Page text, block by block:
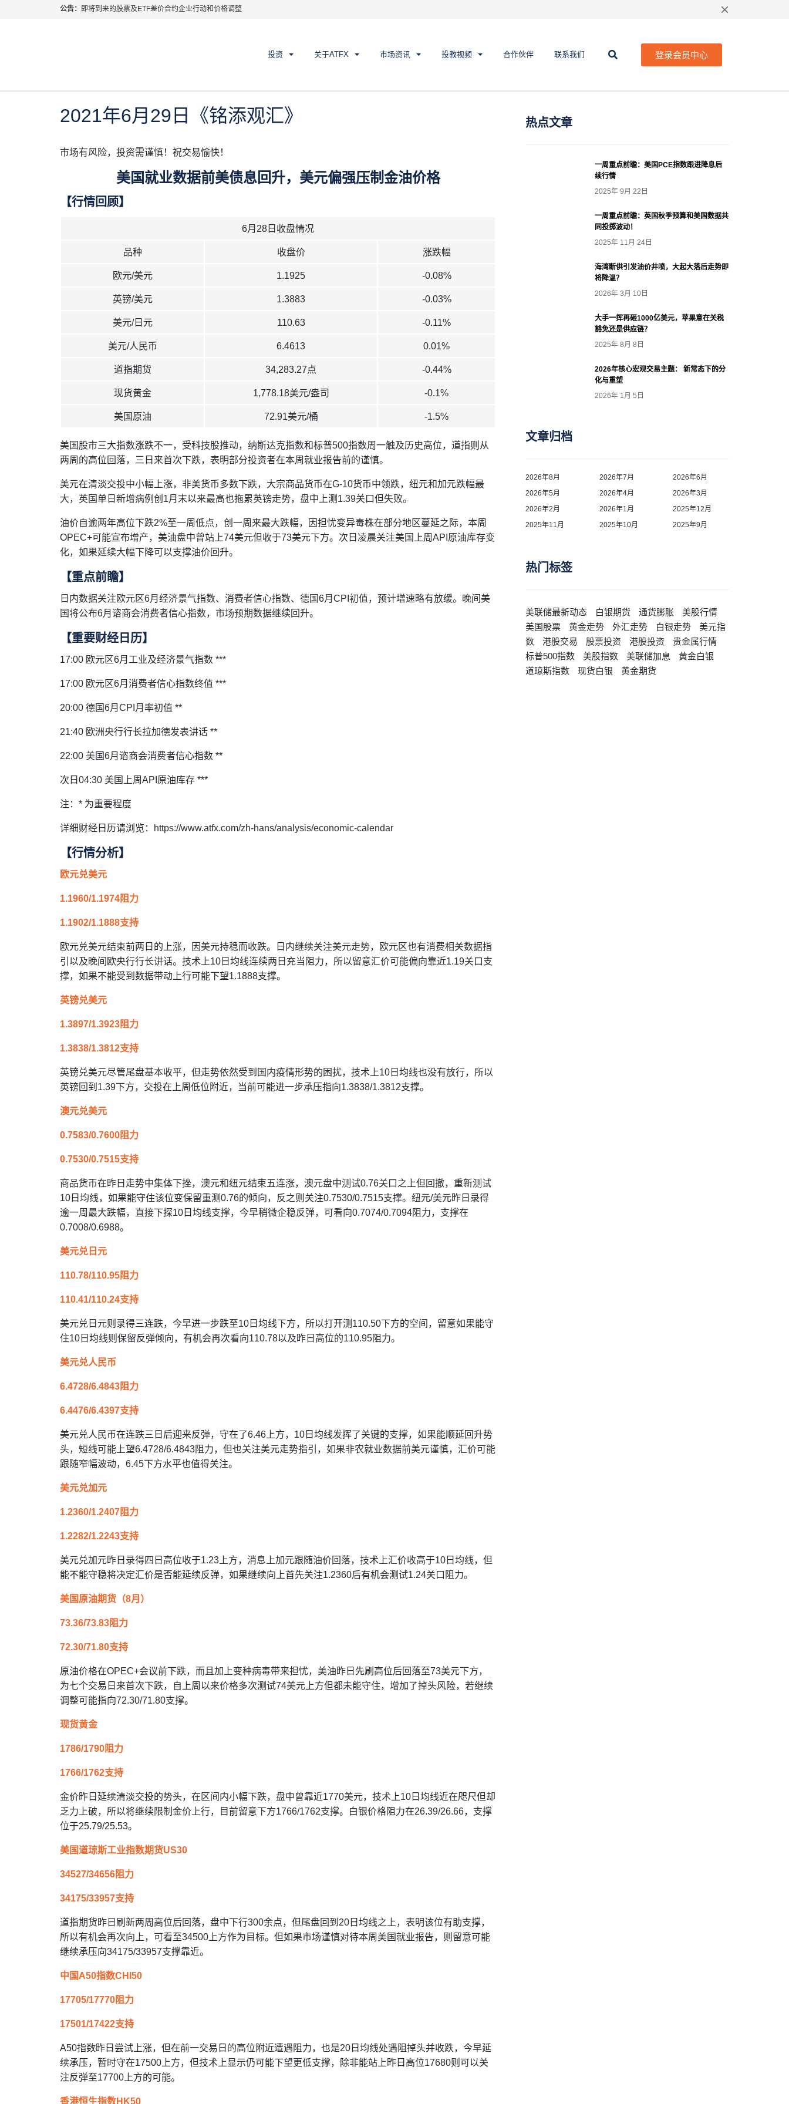
公告： 即将到来的股票及ETF差价合约企业行动和价格调整
投资 关于ATFX 市场资讯 投教视频 合作伙伴 联系我们 登录会员中心
2021年6月29日《铭添观汇》
市场有风险，投资需谨慎！祝交易愉快！
美国就业数据前美债息回升，美元偏强压制金油价格
【行情回顾】
6月28日收盘情况
品种 收盘价 涨跌幅
欧元/美元 1.1925 -0.08%
英镑/美元 1.3883 -0.03%
美元/日元 110.63 -0.11%
美元/人民币 6.4613 0.01%
道指期货 34,283.27点 -0.44%
现货黄金 1,778.18美元/盎司 -0.1%
美国原油 72.91美元/桶 -1.5%
美国股市三大指数涨跌不一，受科技股推动，纳斯达克指数和标普500指数周一触及历史高位，道指则从
两周的高位回落，三日来首次下跌，表明部分投资者在本周就业报告前的谨慎。
美元在清淡交投中小幅上涨，非美货币多数下跌，大宗商品货币在G-10货币中领跌，纽元和加元跌幅最
大，英国单日新增病例创1月末以来最高也拖累英镑走势，盘中上测1.39关口但失败。
油价自逾两年高位下跌2%至一周低点，创一周来最大跌幅，因担忧变异毒株在部分地区蔓延之际，本周
OPEC+可能宣布增产，美油盘中曾站上74美元但收于73美元下方。次日凌晨关注美国上周API原油库存变
化，如果延续大幅下降可以支撑油价回升。
【重点前瞻】
日内数据关注欧元区6月经济景气指数、消费者信心指数、德国6月CPI初值，预计增速略有放缓。晚间美
国将公布6月谘商会消费者信心指数，市场预期数据继续回升。
【重要财经日历】
17:00 欧元区6月工业及经济景气指数 ***
17:00 欧元区6月消费者信心指数终值 ***
20:00 德国6月CPI月率初值 **
21:40 欧洲央行行长拉加德发表讲话 **
22:00 美国6月谘商会消费者信心指数 **
次日04:30 美国上周API原油库存 ***
注：* 为重要程度
详细财经日历请浏览：https://www.atfx.com/zh-hans/analysis/economic-calendar
【行情分析】
欧元兑美元
1.1960/1.1974阻力
1.1902/1.1888支持
欧元兑美元结束前两日的上涨，因美元持稳而收跌。日内继续关注美元走势，欧元区也有消费相关数据指
引以及晚间欧央行行长讲话。技术上10日均线连续两日充当阻力，所以留意汇价可能偏向靠近1.19关口支
撑，如果不能受到数据带动上行可能下望1.1888支撑。
英镑兑美元
1.3897/1.3923阻力
1.3838/1.3812支持
英镑兑美元尽管尾盘基本收平，但走势依然受到国内疫情形势的困扰，技术上10日均线也没有放行，所以
英镑回到1.39下方，交投在上周低位附近，当前可能进一步承压指向1.3838/1.3812支撑。
澳元兑美元
0.7583/0.7600阻力
0.7530/0.7515支持
商品货币在昨日走势中集体下挫，澳元和纽元结束五连涨，澳元盘中测试0.76关口之上但回撤，重新测试
10日均线，如果能守住该位变保留重测0.76的倾向，反之则关注0.7530/0.7515支撑。纽元/美元昨日录得
逾一周最大跌幅，直接下探10日均线支撑，今早稍微企稳反弹，可看向0.7074/0.7094阻力，支撑在
0.7008/0.6988。
美元兑日元
110.78/110.95阻力
110.41/110.24支持
美元兑日元则录得三连跌，今早进一步跌至10日均线下方，所以打开测110.50下方的空间，留意如果能守
住10日均线则保留反弹倾向，有机会再次看向110.78以及昨日高位的110.95阻力。
美元兑人民币
6.4728/6.4843阻力
6.4476/6.4397支持
美元兑人民币在连跌三日后迎来反弹，守在了6.46上方，10日均线发挥了关键的支撑，如果能顺延回升势
头，短线可能上望6.4728/6.4843阻力，但也关注美元走势指引，如果非农就业数据前美元谨慎，汇价可能
跟随窄幅波动，6.45下方水平也值得关注。
美元兑加元
1.2360/1.2407阻力
1.2282/1.2243支持
美元兑加元昨日录得四日高位收于1.23上方，消息上加元跟随油价回落，技术上汇价收高于10日均线，但
能不能守稳将决定汇价是否能延续反弹，如果继续向上首先关注1.2360后有机会测试1.24关口阻力。
美国原油期货（8月）
73.36/73.83阻力
72.30/71.80支持
原油价格在OPEC+会议前下跌，而且加上变种病毒带来担忧，美油昨日先刷高位后回落至73美元下方，
为七个交易日来首次下跌，自上周以来价格多次测试74美元上方但都未能守住，增加了掉头风险，若继续
调整可能指向72.30/71.80支撑。
现货黄金
1786/1790阻力
1766/1762支持
金价昨日延续清淡交投的势头，在区间内小幅下跌，盘中曾靠近1770美元，技术上10日均线近在咫尺但却
乏力上破，所以将继续限制金价上行，目前留意下方1766/1762支撑。白银价格阻力在26.39/26.66，支撑
位于25.79/25.53。
美国道琼斯工业指数期货US30
34527/34656阻力
34175/33957支持
道指期货昨日刷新两周高位后回落，盘中下行300余点，但尾盘回到20日均线之上，表明该位有助支撑，
所以有机会再次向上，可看至34500上方作为目标。但如果市场谨慎对待本周美国就业报告，则留意可能
继续承压向34175/33957支撑靠近。
中国A50指数CHI50
17705/17770阻力
17501/17422支持
A50指数昨日尝试上涨，但在前一交易日的高位附近遭遇阻力，也是20日均线处遇阻掉头并收跌，今早延
续承压，暂时守在17500上方，但技术上显示仍可能下望更低支撑，除非能站上昨日高位17680则可以关
注反弹至17700上方的可能。
香港恒生指数HK50
热点文章
一周重点前瞻：美国PCE指数跟进降息后
续行情
2025年 9月 22日
一周重点前瞻：英国秋季预算和美国数据共
同投掷波动！
2025年 11月 24日
海湾断供引发油价井喷，大起大落后走势即
将降温？
2026年 3月 10日
大手一挥再砸1000亿美元，苹果意在关税
豁免还是供应链？
2025年 8月 8日
2026年核心宏观交易主题： 新常态下的分
化与重塑
2026年 1月 5日
文章归档
2026年8月 2026年7月
2026年6月
2026年5月
2026年4月
2026年3月
2026年2月
2026年1月
2025年12月
2025年11月
2025年10月 2025年9月
热门标签
美联储最新动态 白银期货 通货膨胀
美股行情
美国股票
黄金走势 外汇走势 白银走势
美元指
数
港股交易 股票投资 港股投资
贵金属行情
标普500指数
美股指数 美联储加息
黄金白银
道琼斯指数
现货白银 黄金期货